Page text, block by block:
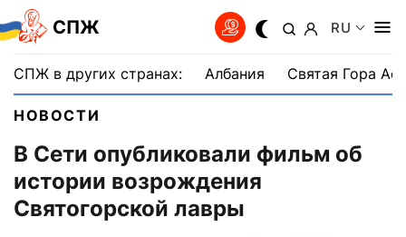
СПЖ RU
СПЖ в других странах: Албания Святая Гора
НОВОСТИ
В Сети опубликовали фильм об
истории возрождения
Святогорской лавры